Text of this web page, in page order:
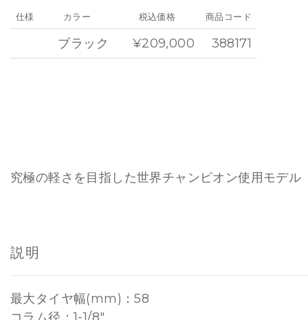
仕様 カラー
ブラック
税込価格
¥209,000
商品コード
388171
究極の軽さを目指した世界チャンピオン使用モデル
説明
最大タイヤ幅(mm)：58